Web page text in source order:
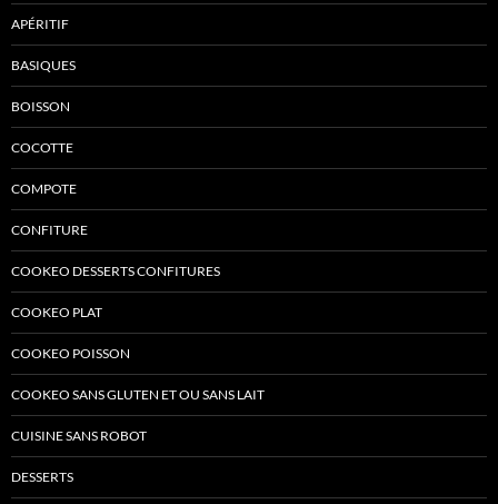
APÉRITIF
BASIQUES
BOISSON
COCOTTE
COMPOTE
CONFITURE
COOKEO DESSERTS CONFITURES
COOKEO PLAT
COOKEO POISSON
COOKEO SANS GLUTEN ET OU SANS LAIT
CUISINE SANS ROBOT
DESSERTS